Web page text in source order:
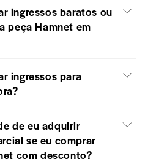
ingressos baratos ou
peça Hamnet em
ingressos para
de eu adquirir
se eu comprar
com desconto?